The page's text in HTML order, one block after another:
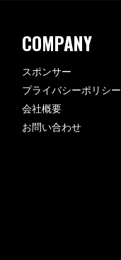
COMPANY
スポンサー
プライバシーポリシー
会社概要
お問い合わせ